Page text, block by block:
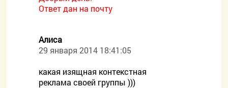
Ответ дан на почту
Алиса
29 января 2014 18:41:05
какая изящная контекстная
реклама своей группы )))